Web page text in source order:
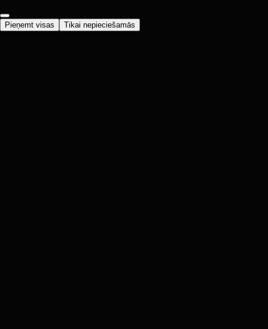
Pieņemt visas Tikai nepieciešamās